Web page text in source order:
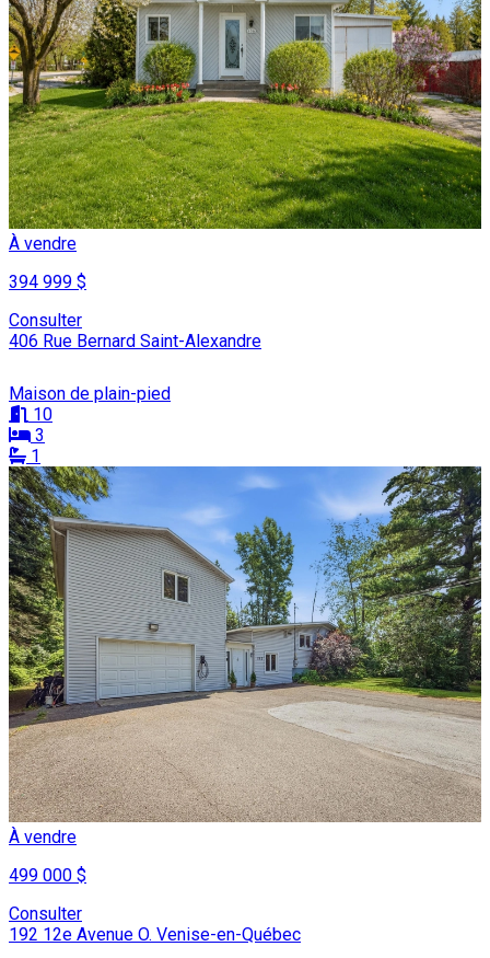
À vendre
394 999 $
Consulter
406 Rue Bernard Saint-Alexandre
Maison de plain-pied
10
3
1
À vendre
499 000 $
Consulter
192 12e Avenue O. Venise-en-Québec